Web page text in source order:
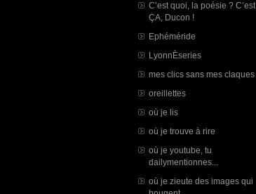
C’est quoi, la poésie ? C’est
ÇA, Ducon !
Ephéméride
LyonnÈseries
mes clics sans mes claques
oreillettes
où je lis
où je trouve à rire
où je youtube, tu
dailymentionnes...
où je zieute des images qui